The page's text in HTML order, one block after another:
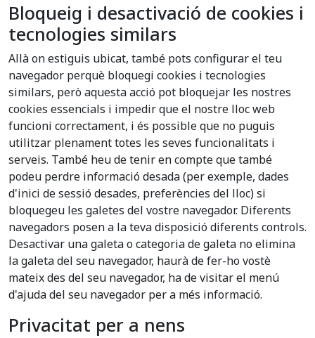
Bloqueig i desactivació de cookies i
tecnologies similars
Allà on estiguis ubicat, també pots configurar el teu
navegador perquè bloquegi cookies i tecnologies
similars, però aquesta acció pot bloquejar les nostres
cookies essencials i impedir que el nostre lloc web
funcioni correctament, i és possible que no puguis
utilitzar plenament totes les seves funcionalitats i
serveis. També heu de tenir en compte que també
podeu perdre informació desada (per exemple, dades
d'inici de sessió desades, preferències del lloc) si
bloquegeu les galetes del vostre navegador. Diferents
navegadors posen a la teva disposició diferents controls.
Desactivar una galeta o categoria de galeta no elimina
la galeta del seu navegador, haurà de fer-ho vostè
mateix des del seu navegador, ha de visitar el menú
d'ajuda del seu navegador per a més informació.
Privacitat per a nens